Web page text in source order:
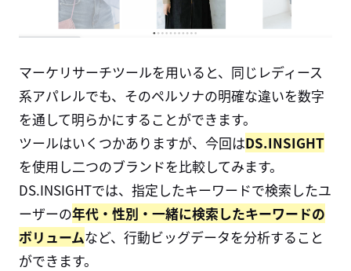
マーケリサーチツールを用いると、同じレディース
系アパレルでも、そのペルソナの明確な違いを数字
を通して明らかにすることができます。
ツールはいくつかありますが、今回はDS.INSIGHT
を使用し二つのブランドを比較してみます。
DS.INSIGHTでは、指定したキーワードで検索したユ
ーザーの年代・性別・一緒に検索したキーワードの
ボリュームなど、行動ビッグデータを分析すること
ができます。